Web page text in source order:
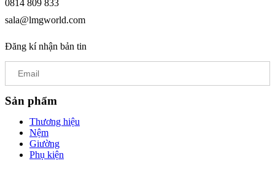
0814 809 833
sala@lmgworld.com
Đăng kí nhận bản tin
Sản phẩm
Thương hiệu
Nệm
Giường
Phụ kiện